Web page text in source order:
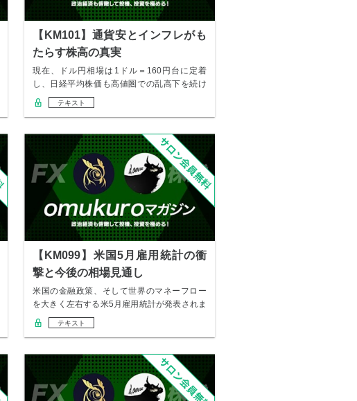
【KM101】通貨安とインフレがも
たらす株高の真実
現在、ドル円相場は1ドル＝160円台に定着
し、日経平均株価も高値圏での乱高下を続け
ています…
テキスト
【KM099】米国5月雇用統計の衝
撃と今後の相場見通し
米国の金融政策、そして世界のマネーフロー
を大きく左右する米5月雇用統計が発表されま
した。 …
テキスト